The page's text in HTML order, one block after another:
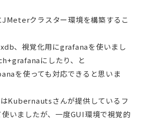
JMeterクラスター環境を構築するこ
、視覚化用にgrafanaを使いまし
にしたり、と
を使っても対応できると思いま
Kubernautsさんが提供しているフ
いましたが、一度GUI環境で視覚的